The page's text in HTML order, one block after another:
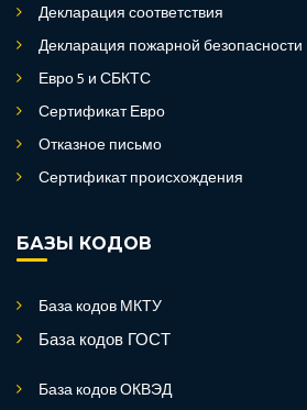
Декларация соответствия
Декларация пожарной безопасности
Евро 5 и СБКТС
Сертификат Евро
Отказное письмо
Сертификат происхождения
БАЗЫ КОДОВ
База кодов МКТУ
База кодов ГОСТ
База кодов ОКВЭД